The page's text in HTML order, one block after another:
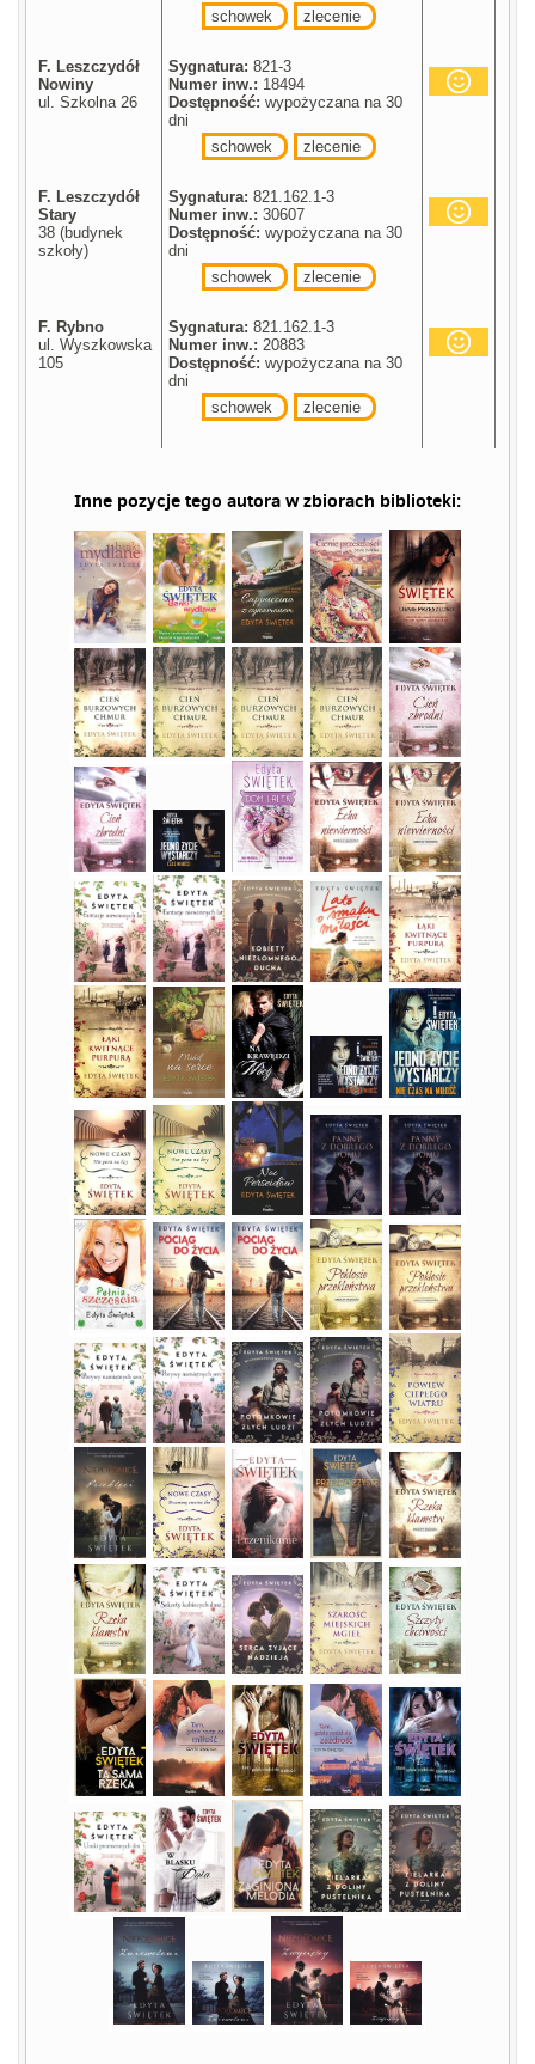
schowek
zlecenie
F. Leszczydół
Nowiny
ul. Szkolna 26
Sygnatura: 821-3
Numer inw.: 18494
Dostępność: wypożyczana na 30
dni
schowek
zlecenie
F. Leszczydół
Stary
38 (budynek
szkoły)
Sygnatura: 821.162.1-3
Numer inw.: 30607
Dostępność: wypożyczana na 30
dni
schowek
zlecenie
F. Rybno
ul. Wyszkowska
105
Sygnatura: 821.162.1-3
Numer inw.: 20883
Dostępność: wypożyczana na 30
dni
schowek
zlecenie
Inne pozycje tego autora w zbiorach biblioteki: